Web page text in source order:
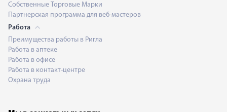
Собственные Торговые Марки
Партнерская программа для веб-мастеров
Работа
Преимущества работы в Ригла
Работа в аптеке
Работа в офисе
Работа в контакт-центре
Охрана труда